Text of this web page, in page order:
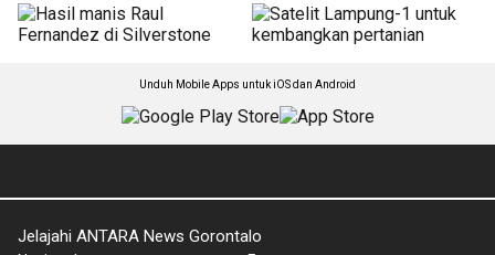
Unduh Mobile Apps untuk iOS dan Android
Jelajahi ANTARA News Gorontalo